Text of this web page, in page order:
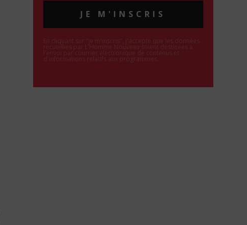
JE M'INSCRIS
En cliquant sur "Je m'inscris", j'accepte que les données
recueillies par L'Homme Nouveau soient destinées à
l'envoi par courrier électronique de contenus et
d'informations relatifs aux programmes.